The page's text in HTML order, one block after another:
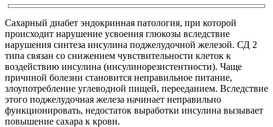
Сахарный диабет эндокринная патология, при которой
происходит нарушение усвоения глюкозы вследствие
нарушения синтеза инсулина поджелудочной железой. СД 2
типа связан со снижением чувствительности клеток к
воздействию инсулина (инсулинорезистентности). Чаще
причиной болезни становится неправильное питание,
злоупотребление углеводной пищей, перееданием. Вследствие
этого поджелудочная железа начинает неправильно
функционировать, недостаток выработки инсулина вызывает
повышение сахара к крови.